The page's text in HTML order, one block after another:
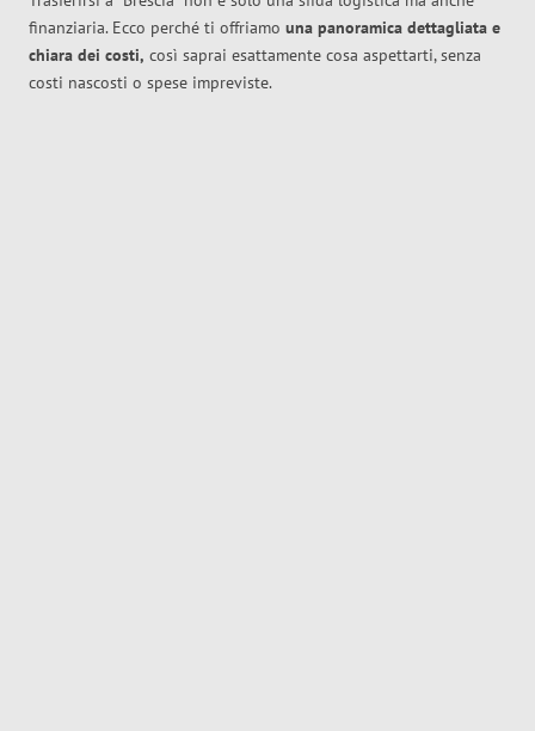
finanziaria. Ecco perché ti offriamo una panoramica dettagliata e
chiara dei costi, così saprai esattamente cosa aspettarti, senza
costi nascosti o spese impreviste.